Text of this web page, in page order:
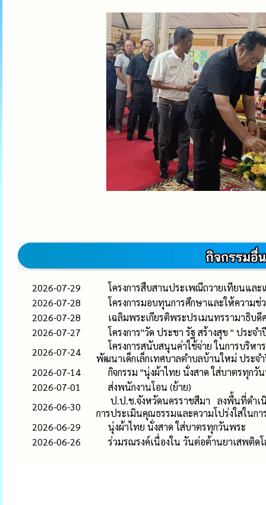
2026-07-29
โครงการสืบสานประเพณีถวายเทียนแล
2026-07-28
โครงการมอบทุนการศึกษาและให้ความ
2026-07-28
เฉลิมพระเกียรติพระปรเมนทรรามาธิบ
2026-07-27
โครงการ"วัด ประชา รัฐ สร้างสุข " ประ
2026-07-24
โครงการสนับสนุนค่าใช้จ่าย ในการบริห
พัฒนาเด็กเล็กเทศบาลตำบลบ้านใหม่ ประ
2026-07-14
กิจกรรม "นุ่งผ้าไทย นั่งสาด ใส่บาตรทุกวั
2026-07-01
ส่งพนักงานโอน (ย้าย)
2026-06-30
ป.ป.ช.จังหวัดนครราชสีมา ลงพื้นที่ดำเนิ
การประเมินคุณธรรมและความโปร่งใสในก
2026-06-29
นุ่งผ้าไทย นั่งสาด ใส่บาตรทุกวันพระ
2026-06-26
ร่วมรณรงค์เนื่องใน วันต่อต้านยาเสพติดโ